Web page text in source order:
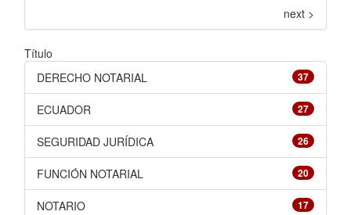
next >
Título
37
DERECHO NOTARIAL
27
ECUADOR
26
SEGURIDAD JURÍDICA
20
FUNCIÓN NOTARIAL
17
NOTARIO